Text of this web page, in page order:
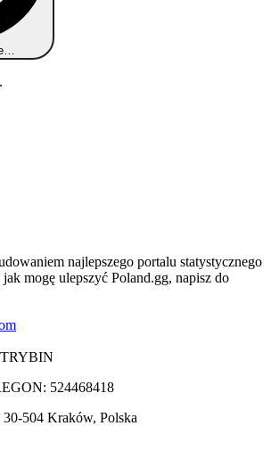
najlepszego portalu statystycznego
mogę ulepszyć Poland.gg, napisz do
524468418
30-504 Kraków, Polska